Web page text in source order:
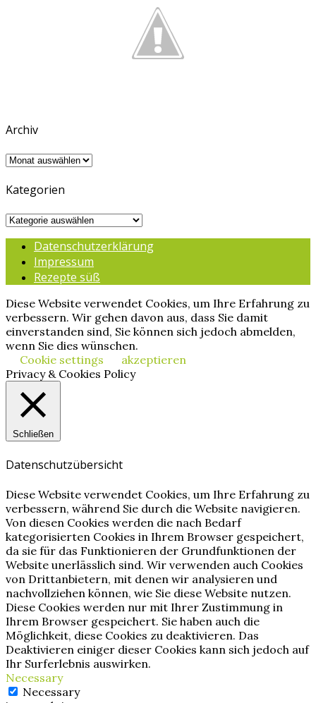
Archiv
Archiv
Kategorien
Kategorien
Datenschutzerklärung
Impressum
Rezepte süß
Diese Website verwendet Cookies, um Ihre Erfahrung zu
verbessern. Wir gehen davon aus, dass Sie damit
einverstanden sind, Sie können sich jedoch abmelden,
wenn Sie dies wünschen.
Cookie settings
akzeptieren
Privacy & Cookies Policy
Schließen
Datenschutzübersicht
Diese Website verwendet Cookies, um Ihre Erfahrung zu
verbessern, während Sie durch die Website navigieren.
Von diesen Cookies werden die nach Bedarf
kategorisierten Cookies in Ihrem Browser gespeichert,
da sie für das Funktionieren der Grundfunktionen der
Website unerlässlich sind. Wir verwenden auch Cookies
von Drittanbietern, mit denen wir analysieren und
nachvollziehen können, wie Sie diese Website nutzen.
Diese Cookies werden nur mit Ihrer Zustimmung in
Ihrem Browser gespeichert. Sie haben auch die
Möglichkeit, diese Cookies zu deaktivieren. Das
Deaktivieren einiger dieser Cookies kann sich jedoch auf
Ihr Surferlebnis auswirken.
Necessary
Necessary